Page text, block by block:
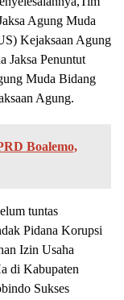
Agung Muda
Kejaksaan Agung
Jaksa Penuntut
Muda Bidang
Agung.
Boalemo,
tuntas
Pidana Korupsi
Izin Usaha
di Kabupaten
Sukses